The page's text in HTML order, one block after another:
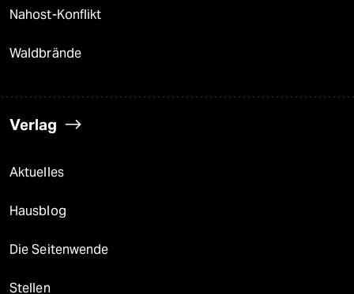
Nahost-Konflikt
Waldbrände
Verlag
Aktuelles
Hausblog
Die Seitenwende
Stellen